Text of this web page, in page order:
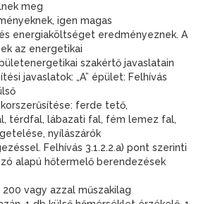
meg
igen magas
energiaköltséget eredményeznek. A
az energetikai
szakértő javaslatain
javaslatok: „A” épület: Felhívás
ferde tető,
térdfal, lábazati fal, fém lemez fal,
nyílászárók
Felhívás 3.1.2.2.a) pont szerinti
alapú hőtermelő berendezések
200 vagy azzal műszakilag